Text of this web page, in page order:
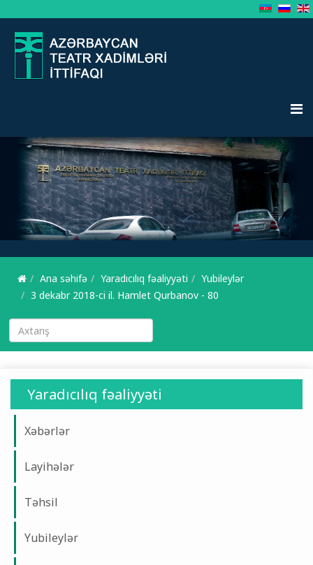
Ana səhifə Yaradıcılıq fəaliyyəti
Yubileylər
3 dekabr 2018-ci il. Hamlet Qurbanov - 80
Yaradıcılıq fəaliyyəti
Xəbərlər
Layihələr
Təhsil
Yubileylər